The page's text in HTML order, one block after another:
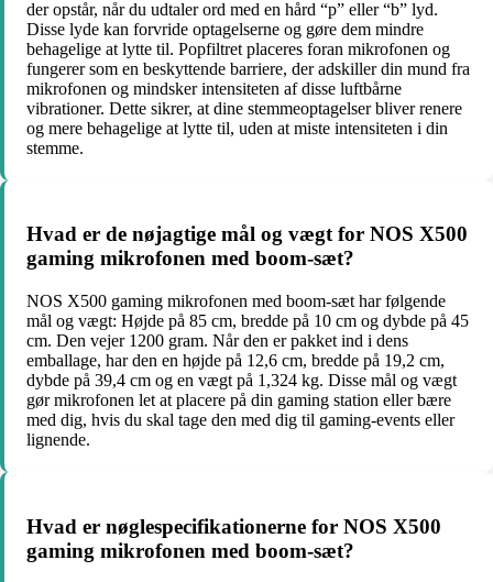
der opstår, når du udtaler ord med en hård “p” eller “b” lyd.
Disse lyde kan forvride optagelserne og gøre dem mindre
behagelige at lytte til. Popfiltret placeres foran mikrofonen og
fungerer som en beskyttende barriere, der adskiller din mund fra
mikrofonen og mindsker intensiteten af disse luftbårne
vibrationer. Dette sikrer, at dine stemmeoptagelser bliver renere
og mere behagelige at lytte til, uden at miste intensiteten i din
stemme.
Hvad er de nøjagtige mål og vægt for NOS X500
gaming mikrofonen med boom-sæt?
NOS X500 gaming mikrofonen med boom-sæt har følgende
mål og vægt: Højde på 85 cm, bredde på 10 cm og dybde på 45
cm. Den vejer 1200 gram. Når den er pakket ind i dens
emballage, har den en højde på 12,6 cm, bredde på 19,2 cm,
dybde på 39,4 cm og en vægt på 1,324 kg. Disse mål og vægt
gør mikrofonen let at placere på din gaming station eller bære
med dig, hvis du skal tage den med dig til gaming-events eller
lignende.
Hvad er nøglespecifikationerne for NOS X500
gaming mikrofonen med boom-sæt?